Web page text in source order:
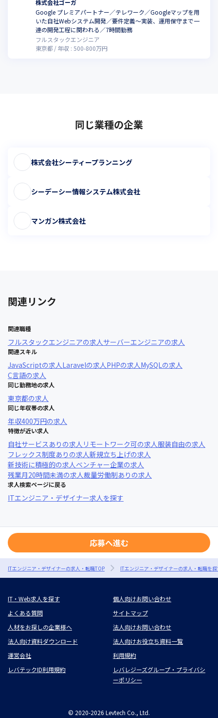
株式会社ゴーガ
Google プレミアパートナー／テレワーク／Googleマップを用
いた自社Webシステム開発／要件定義～実装、運用保守まで一
連の開発工程に関われる／7時間勤務
フルスタックエンジニア
東京都
年収 :500-800万円
同じ業種の企業
株式会社シーティープランニング
シーデーシー情報システム株式会社
マンガン株式会社
関連リンク
関連職種
フルスタックエンジニアの求人サーバーエンジニアの求人
関連スキル
JavaScriptの求人Laravelの求人PHPの求人MySQLの求人
C言語の求人
同じ勤務地の求人
東京都の求人
同じ年収帯の求人
年収400万円の求人
特徴が近い求人
自社サービスあり の求人 リモートワーク可の求人服装自由の求人
フレックス制度あり の求人新規立ち上げの求人
新技術に積極的の求人ベンチャー企業の求人
残業月20時間未満の求人裁量労働制あり の求人
求人検索ページに戻る
ITエンジニア・デザイナー求人を探す
応募へ進む
ITエンジニア・デザイナーの求人・転職TOP ITエンジニア・デザイナーの求人・転職を
IT・Web求人を探す
個人向けお問い合わせ
よくある質問
サイトマップ
人材をお探しの企業様へ
法人向けお問い合わせ
法人向け資料ダウンロード
法人向けお役立ち資料一覧
運営会社
利用規約
レバテックID利用規約
レバレジーズグループ・プライバシ
ーポリシー
© 2020-2026 Levtech Co., Ltd.